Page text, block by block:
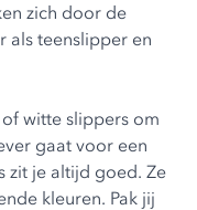
zich door de
als teenslipper en
witte slippers om
gaat voor een
zit je altijd goed. Ze
kleuren. Pak jij